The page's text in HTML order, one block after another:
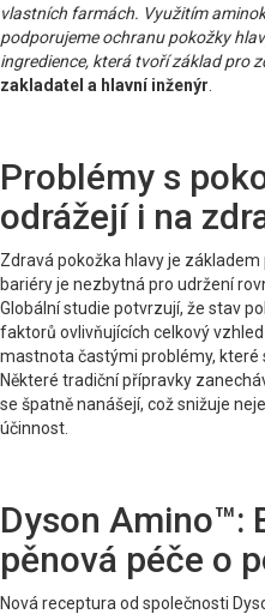
vlastních farmách. Využitím
podporujeme ochranu pokožky
ingredience, která tvoří základ pro
zakladatel a hlavní inženýr
Problémy s
odrážejí i na
Zdravá pokožka hlavy je
bariéry je nezbytná pro udržení
Globální studie potvrzují, že stav
faktorů ovlivňujících celkový
mastnota častými problémy, které
Některé tradiční přípravky
se špatně nanášejí, což snižuje
účinnost.
Dyson Amino™:
pěnová péče o
Nová receptura od společnosti